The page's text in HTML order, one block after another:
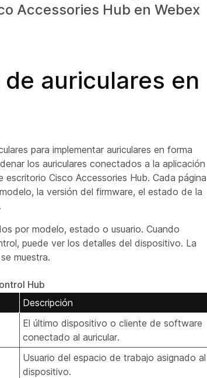
Accessories Hub en Webex
auriculares en
para implementar auriculares en forma
los auriculares conectados a la aplicación
Cisco Accessories Hub. Cada
la versión del firmware, el estado de la
por modelo, estado o usuario. Cuando
puede ver los detalles del dispositivo. La
muestra.
Hub
Descripción
El último dispositivo o cliente de software
conectado al auricular.
Usuario del espacio de trabajo asignado al
dispositivo.